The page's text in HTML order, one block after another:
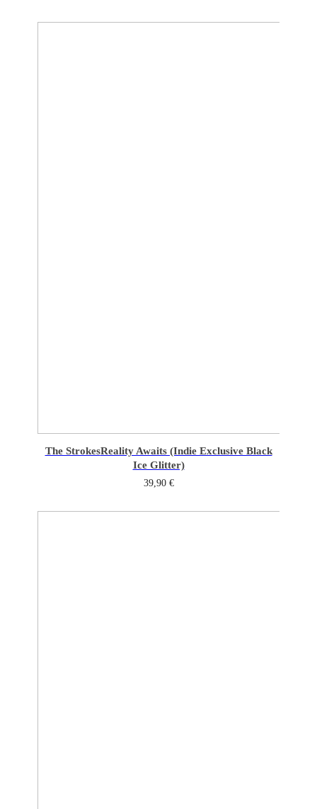
The StrokesReality Awaits (Indie Exclusive Black
Ice Glitter)
39,90 €